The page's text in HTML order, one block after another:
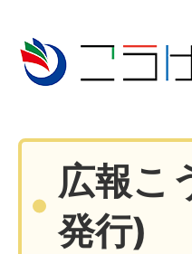
広報こ
発行)